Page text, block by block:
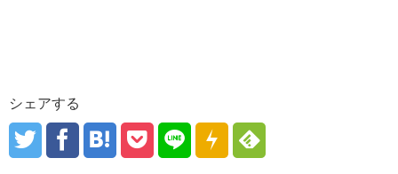
シェアする